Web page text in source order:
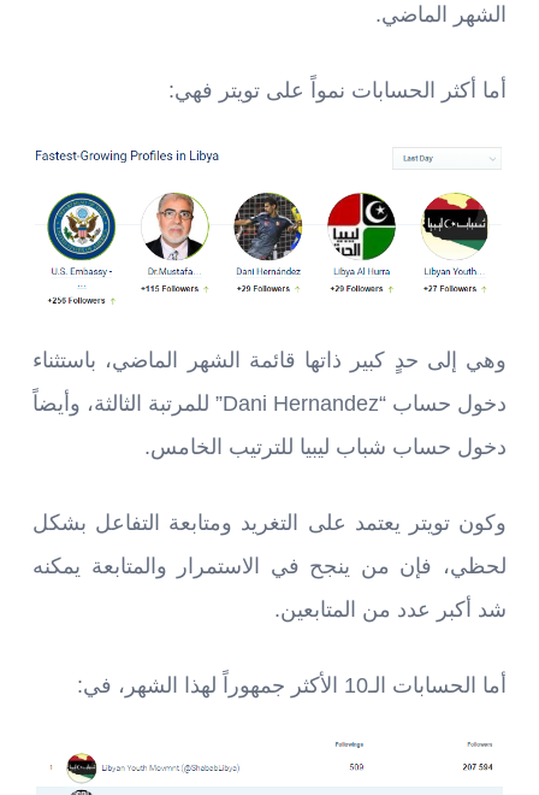
الشهر الماضي.
أما أكثر الحسابات نمواً على تويتر فهي:
وهي إلى حدٍ كبير ذاتها قائمة الشهر الماضي، باستثناء
دخول حساب “Dani Hernandez” للمرتبة الثالثة، وأيضاً
دخول حساب شباب ليبيا للترتيب الخامس.
وكون تويتر يعتمد على التغريد ومتابعة التفاعل بشكل
لحظي، فإن من ينجح في الاستمرار والمتابعة يمكنه
شد أكبر عدد من المتابعين.
أما الحسابات الـ10 الأكثر جمهوراً لهذا الشهر، في: